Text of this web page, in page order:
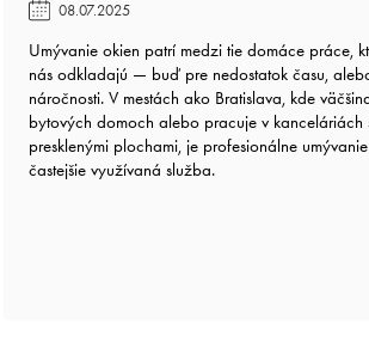
08.07.2025
Umývanie okien patrí medzi tie domáce práce,
nás odkladajú — buď pre nedostatok času,
náročnosti. V mestách ako Bratislava, kde
bytových domoch alebo pracuje v kanceláriách
presklenými plochami, je profesionálne
častejšie využívaná služba.